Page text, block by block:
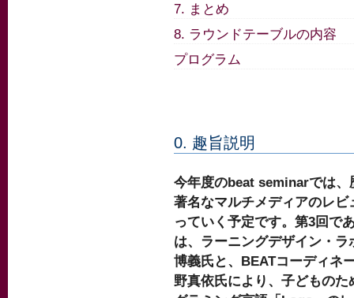
7. まとめ
8. ラウンドテーブルの内容
プログラム
0. 趣旨説明
今年度のbeat seminarでは、
著名なマルチメディアのレビ
っていく予定です。第3回で
は、ラーニングデザイン・ラ
博義氏と、BEATコーディネ
野真依氏により、子どものた